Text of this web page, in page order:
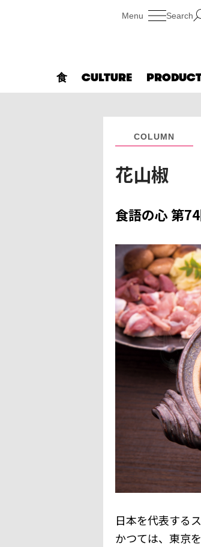
Search
食 CULTURE
COLUMN
花山椒
食語の心 第
日本を代表する
かつては、東京